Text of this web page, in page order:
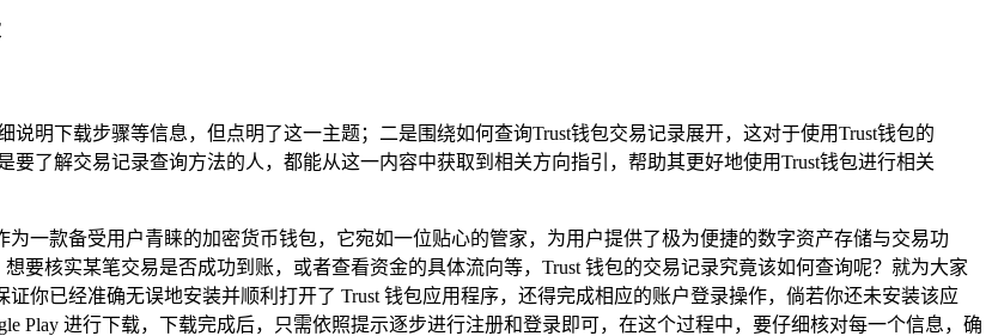
明下载步骤等信息，但点明了这一主题；二是围绕如何查询Trust钱包交易记录展开，这对于使用Trust钱包的
了解交易记录查询方法的人，都能从这一内容中获取到相关方向指引，帮助其更好地使用Trust钱包进行相关
一款备受用户青睐的加密货币钱包，它宛如一位贴心的管家，为用户提供了极为便捷的数字资产存储与交易功
要核实某笔交易是否成功到账，或者查看资金的具体流向等，Trust 钱包的交易记录究竟该如何查询呢？就为大家
你已经准确无误地安装并顺利打开了 Trust 钱包应用程序，还得完成相应的账户登录操作，倘若你还未安装该应
Play 进行下载，下载完成后，只需依照提示逐步进行注册和登录即可，在这个过程中，要仔细核对每一个信息，确